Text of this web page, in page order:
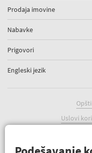
Prodaja imovine
Nabavke
Prigovori
Engleski jezik
Uslovi